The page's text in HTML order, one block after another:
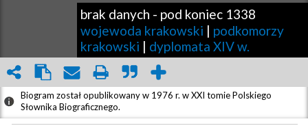
brak danych - pod koniec 1338
wojewoda krakowski | podkomorzy
krakowski | dyplomata XIV w.
Biogram został opublikowany w 1976 r. w XXI tomie Polskiego
Słownika Biograficznego.